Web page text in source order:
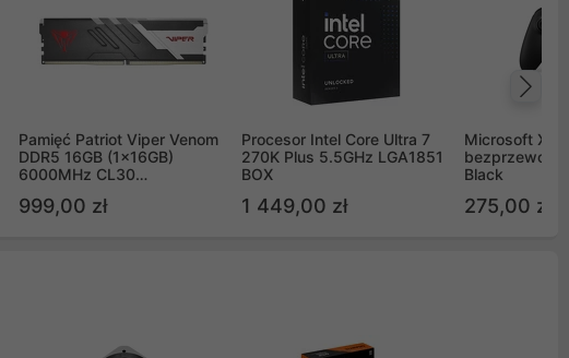
Pamięć Patriot Viper Venom
DDR5 16GB (1x16GB)
6000MHz CL30
999,00 zł
Procesor Intel Core Ultra 7
270K Plus 5.5GHz LGA1851
BOX
1 449,00 zł
Microsoft
Black
275,00 zł